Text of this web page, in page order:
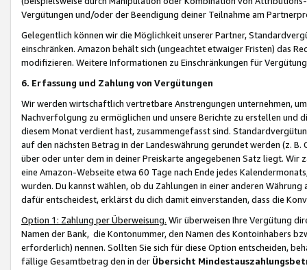
Vergütungen und/oder der Beendigung deiner Teilnahme am
Gelegentlich können wir die Möglichkeit unserer Partner,
einschränken. Amazon behält sich (ungeachtet etwaiger Fristen) das
modifizieren. Weitere Informationen zu Einschränkungen für
6. Erfassung und Zahlung von Vergütungen
Wir werden wirtschaftlich vertretbare Anstrengungen unternehmen,
Nachverfolgung zu ermöglichen und unsere Berichte zu erstellen und
diesem Monat verdient hast, zusammengefasst sind.
auf den nächsten Betrag in der Landeswährung gerundet werden (z.
über oder unter dem in deiner Preiskarte angegebenen Satz liegt.
eine Amazon-Webseite etwa 60 Tage nach Ende jedes
wurden. Du kannst wählen, ob du Zahlungen in einer anderen
dafür entscheidest, erklärst du dich damit einverstanden, dass die
Option 1: Zahlung per Überweisung. Wir überweisen Ihre Vergütung
Namen der Bank, die Kontonummer, den Namen des Kontoinhabers
erforderlich) nennen. Sollten Sie sich für diese Option entscheiden,
fällige Gesamtbetrag den in der Übersicht